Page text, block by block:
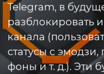
Telegram, в
разблокировать
канала
статусы с эмодзи,
фоны и т. д.). Эти